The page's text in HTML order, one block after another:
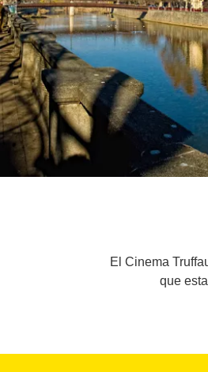
El Cinema
que